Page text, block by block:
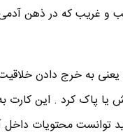
و غریب که در ذهن
محتویات داخل